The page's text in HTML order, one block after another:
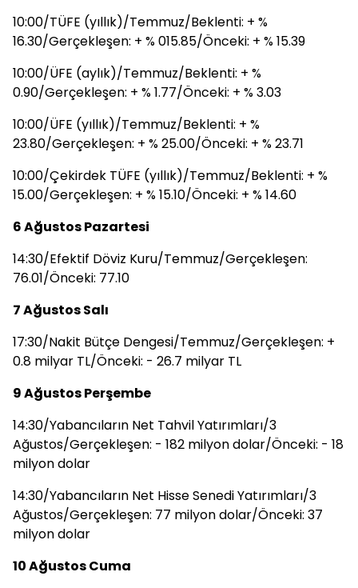
10:00/TÜFE (yıllık)/Temmuz/Beklenti: + %
16.30/Gerçekleşen: + % 015.85/Önceki: + % 15.39
10:00/ÜFE (aylık)/Temmuz/Beklenti: + %
0.90/Gerçekleşen: + % 1.77/Önceki: + % 3.03
10:00/ÜFE (yıllık)/Temmuz/Beklenti: + %
23.80/Gerçekleşen: + % 25.00/Önceki: + % 23.71
10:00/Çekirdek TÜFE (yıllık)/Temmuz/Beklenti: + %
15.00/Gerçekleşen: + % 15.10/Önceki: + % 14.60
6 Ağustos Pazartesi
14:30/Efektif Döviz Kuru/Temmuz/Gerçekleşen:
76.01/Önceki: 77.10
7 Ağustos Salı
17:30/Nakit Bütçe Dengesi/Temmuz/Gerçekleşen: +
0.8 milyar TL/Önceki: - 26.7 milyar TL
9 Ağustos Perşembe
14:30/Yabancıların Net Tahvil Yatırımları/3
Ağustos/Gerçekleşen: - 182 milyon dolar/Önceki: - 18
milyon dolar
14:30/Yabancıların Net Hisse Senedi Yatırımları/3
Ağustos/Gerçekleşen: 77 milyon dolar/Önceki: 37
milyon dolar
10 Ağustos Cuma